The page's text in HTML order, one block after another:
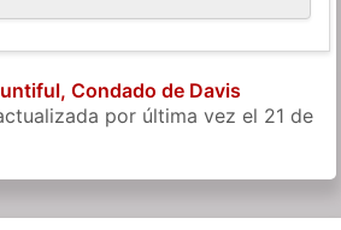
Condado de Davis
por última vez el 21 de